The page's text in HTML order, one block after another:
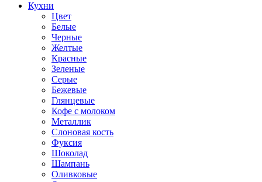
Кухни
Цвет
Белые
Черные
Желтые
Красные
Зеленые
Серые
Бежевые
Глянцевые
Кофе с молоком
Металлик
Слоновая кость
Фуксия
Шоколад
Шампань
Оливковые